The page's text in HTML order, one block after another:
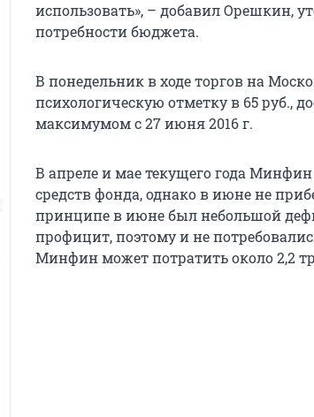
использовать», – добавил Орешкин,
потребности бюджета.
В понедельник в ходе торгов на
психологическую отметку в 65 руб.,
максимумом с 27 июня 2016 г.
В апреле и мае текущего года
средств фонда, однако в июне не
принципе в июне был небольшой
профицит, поэтому и не
Минфин может потратить около 2,2